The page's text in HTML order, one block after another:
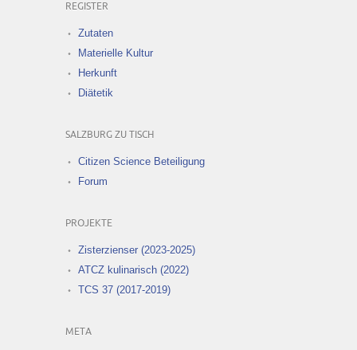
REGISTER
Zutaten
Materielle Kultur
Herkunft
Diätetik
SALZBURG ZU TISCH
Citizen Science Beteiligung
Forum
PROJEKTE
Zisterzienser (2023-2025)
ATCZ kulinarisch (2022)
TCS 37 (2017-2019)
META